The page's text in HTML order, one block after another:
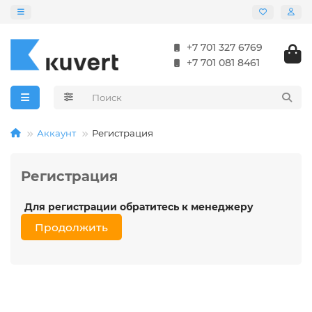
+7 701 327 6769
+7 701 081 8461
Аккаунт Регистрация
Регистрация
Для регистрации обратитесь к менеджеру
Продолжить